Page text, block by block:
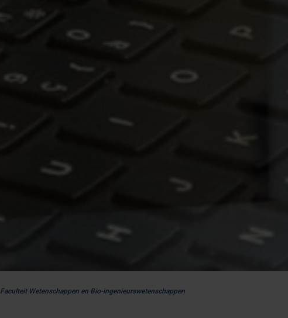
Faculteit Wetenschappen en Bio-ingenieurswetenschappen